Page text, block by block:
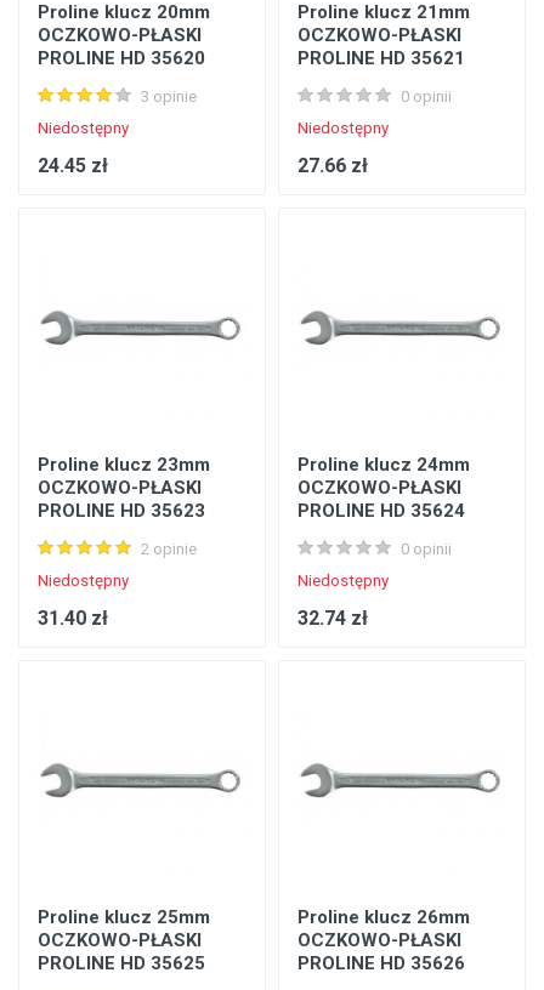
Proline klucz 20mm
OCZKOWO-PŁASKI
PROLINE HD 35620
3 opinie
Niedostępny
24.45 zł
Proline klucz 21mm
OCZKOWO-PŁASKI
PROLINE HD 35621
0 opinii
Niedostępny
27.66 zł
Proline klucz 23mm
OCZKOWO-PŁASKI
PROLINE HD 35623
2 opinie
Niedostępny
31.40 zł
Proline klucz 24mm
OCZKOWO-PŁASKI
PROLINE HD 35624
0 opinii
Niedostępny
32.74 zł
Proline klucz 25mm
OCZKOWO-PŁASKI
PROLINE HD 35625
Proline klucz 26mm
OCZKOWO-PŁASKI
PROLINE HD 35626